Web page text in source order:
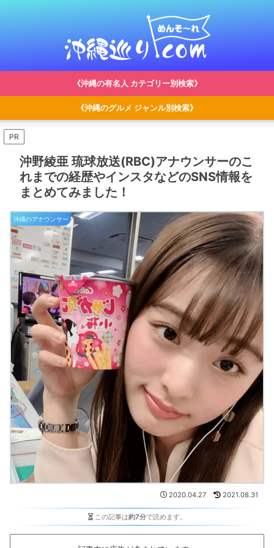
《沖縄の有名人 カテゴリー別検索》
《沖縄のグルメ ジャンル別検索》
PR
沖野綾亜 琉球放送(RBC)アナウンサーのこ
れまでの経歴やインスタなどのSNS情報を
まとめてみました！
沖縄のアナウンサー
2020.04.27 2021.08.31
この記事は約7分で読めます。